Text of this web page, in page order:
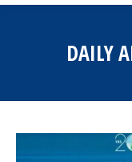
DAILY